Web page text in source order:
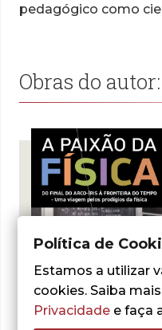
pedagógico como
Obras do autor:
Política de
Estamos a utilizar
cookies. Saiba
Privacidade e faça